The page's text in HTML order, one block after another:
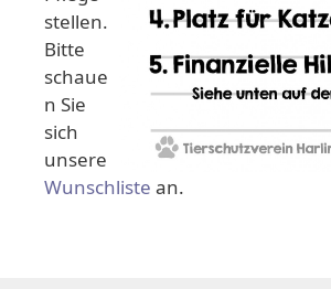
stellen.
Bitte
schaue
n Sie
sich
unsere
Wunschliste an.